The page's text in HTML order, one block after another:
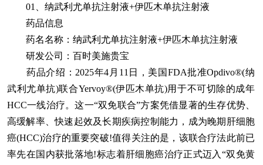
01、纳武利尤单抗注射液+伊匹木单抗注射液
药品信息
药名名称：纳武利尤单抗注射液+伊匹木单抗注射液
研发公司：百时美施贵宝
药品介绍：2025年4月11日，美国FDA批准Opdivo®(纳
武利尤单抗)联合Yervoy®(伊匹木单抗)用于不可切除的成年
HCC一线治疗。这一“双免联合”方案凭借显著的生存优势、
高缓解率、快速起效及长期疾病控制能力，成为晚期肝细胞
癌(HCC)治疗的重要突破!值得关注的是，该联合疗法此前已
率先在国内获批落地!标志着肝细胞癌治疗正式迈入“双免黄